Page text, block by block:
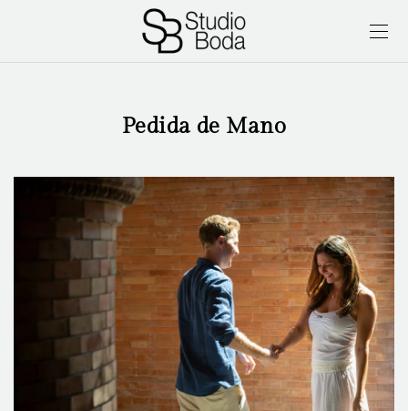
Pedida de Mano